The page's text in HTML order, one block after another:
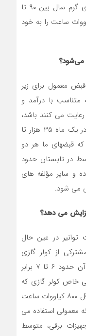
واقع مؤلفه مصرف کولر آبی در ماههای گرم سال بین ٩٠ تا
ساعت از مجموع ٣٠٠ کیلووات ساعت را به خود
می‌شود؟
معمول برای زیر
با درآمد و
می کنند باشد،
خاطرنشان ساخت: این قبض معمولاً در یک ماه ٣٥ هزار تا
که قبضهای ما هر دو
در تابستان حدود
و سایر مؤلفه های
می دهد؟
توانیر در عین حال
از کولر گازی
استفاده کند معمولاً مصرف سرمایش آن حدود ٦ تا ٧ برابر
خاص کولر گازی که
به صورت نقطه ای خنک می کند، حداقل ٨٠٠ کیلووات ساعت
معمولی استفاده می
برقی، متوسط